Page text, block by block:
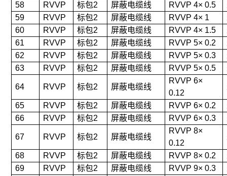
58
RVVP 标包2 屏蔽电缆线 RVVP 4× 0.5
59
RVVP 标包2 屏蔽电缆线 RVVP 4× 1
60
RVVP 标包2 屏蔽电缆线 RVVP 4× 1.5
61
RVVP 标包2 屏蔽电缆线 RVVP 5× 0.2
62
RVVP 标包2 屏蔽电缆线 RVVP 5× 0.3
63
RVVP 标包2 屏蔽电缆线 RVVP 5× 0.5
64 RVVP 标包2 屏蔽电缆线
RVVP 6×
0.12
65 RVVP 标包2 屏蔽电缆线 RVVP 6× 0.2
66
RVVP 标包2 屏蔽电缆线 RVVP 6× 0.3
67 RVVP 标包2 屏蔽电缆线
RVVP 8×
0.12
68 RVVP 标包2 屏蔽电缆线 RVVP 8× 0.2
69
RVVP 标包2 屏蔽电缆线 RVVP 9× 0.3